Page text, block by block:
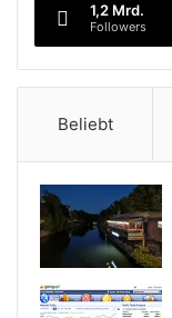
1,2 Mrd.
Followers
Beliebt